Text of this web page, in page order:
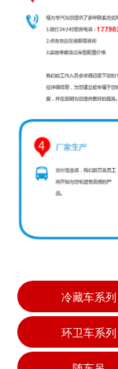
冷藏车系列
环卫车系列